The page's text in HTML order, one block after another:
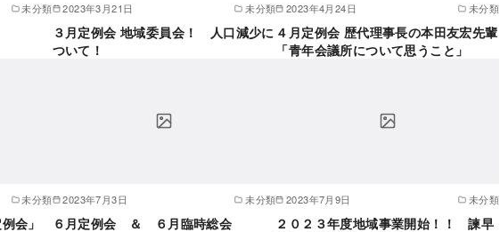
未分類 2023年3月21日 未分類
３月定例会 地域委員会！ 人口減少に
ついて！
2023年4月24日 未分類
４月定例会 歴代理事長の本田友宏先輩
「青年会議所について思うこと」
未分類
会」
2023年7月3日 未分類
６月定例会 ＆ ６月臨時総会
2023年7月9日 未分類
２０２３年度地域事業開始！！ 諫早